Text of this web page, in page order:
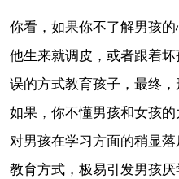
你看，如果你不了解男孩
他生来就调皮，或者跟着
误的方式教育孩子，最终，
如果，你不懂男孩和女孩
对男孩在学习方面的稍显
教育方式，极易引发男孩